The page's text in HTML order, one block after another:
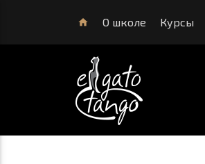
home О школе Курсы